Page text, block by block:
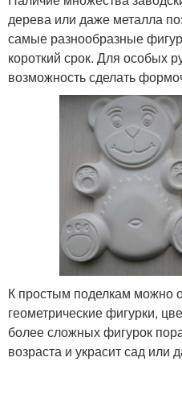
дерева или даже металла
самые разнообразные
короткий срок. Для особых
возможность сделать
К простым поделкам можно
геометрические фигурки,
более сложных фигурок
возраста и украсит сад или